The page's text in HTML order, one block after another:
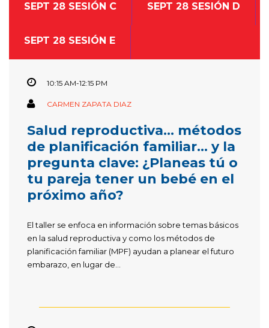
SEPT 28 SESIÓN C SEPT 28 SESIÓN D
SEPT 28 SESIÓN E
10:15 AM-12:15 PM
CARMEN ZAPATA DIAZ
Salud reproductiva… métodos
de planificación familiar… y la
pregunta clave: ¿Planeas tú o
tu pareja tener un bebé en el
próximo año?
El taller se enfoca en información sobre temas básicos
en la salud reproductiva y como los métodos de
planificación familiar (MPF) ayudan a planear el futuro
embarazo, en lugar de...